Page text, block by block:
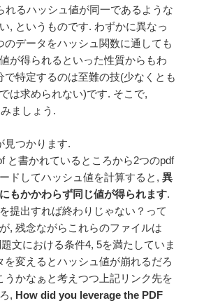
れるハッシュ値が同一であるような
, というものです. わずかに異なっ
のデータをハッシュ関数に通しても
が得られるといった性質からもわ
で特定するのは至難の技(少なくとも
は求められない)です. そこで,
ましょう.
見つかります.
と書かれているところから2つのpdf
ドしてハッシュ値を計算すると, 異
もかかわらず同じ値が得られます.
提出すれば終わりじゃない？って
, 残念ながらこれらのファイルは
文における条件4, 5を満たしていま
を変えるとハッシュ値が崩れるだろ
うかなぁと考えつつ上記リンク先を
, How did you leverage the PDF